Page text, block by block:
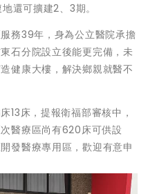
還可擴建2、3期。
務39年，身為公立醫院承擔
石分院設立後能更完備，未
健康大樓，解決鄉親就醫不
13床，提報衛福部審核中，
醫療區尚有620床可供設
發醫療專用區，歡迎有意申